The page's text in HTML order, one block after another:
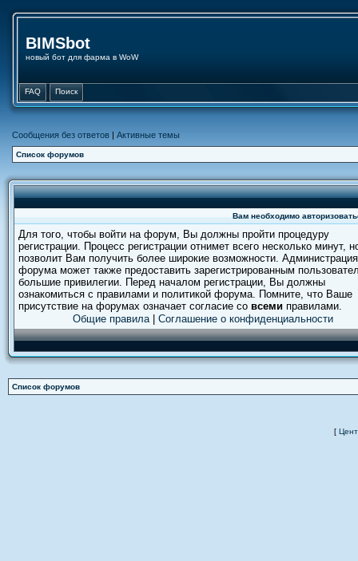
BIMSbot
новый бот для фарма в WoW
FAQ Поиск
Сообщения без ответов | Активные темы
Список форумов
Вам необходимо
Для того, чтобы войти на форум, Вы должны пройти процедуру
регистрации. Процесс регистрации отнимет всего несколько минут,
позволит Вам получить более широкие возможности. Администрация
форума может также предоставить зарегистрированным
большие привилегии. Перед началом регистрации, Вы должны
ознакомиться с правилами и политикой форума. Помните, что Ваше
присутствие на форумах означает согласие со всеми правилами.
Общие правила| Соглашение о конфиденциальности
Список форумов
[